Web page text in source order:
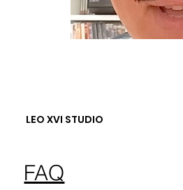
LEO XVI STUDIO
FAQ